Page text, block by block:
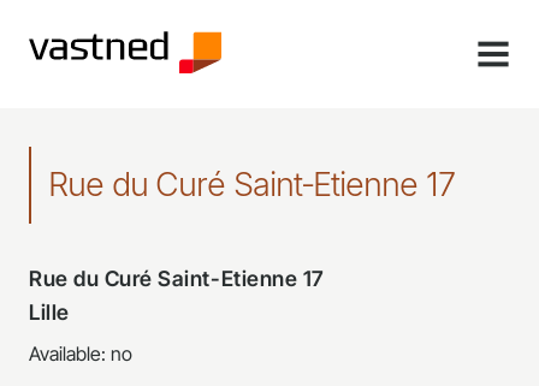
MENU
Rue du Curé Saint-Etienne 17
Rue du Curé Saint-Etienne 17
Lille
Available: no